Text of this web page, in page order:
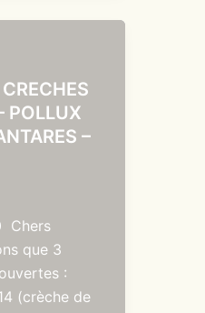
POLLUX
–
Chers
que 3
:
(crèche de